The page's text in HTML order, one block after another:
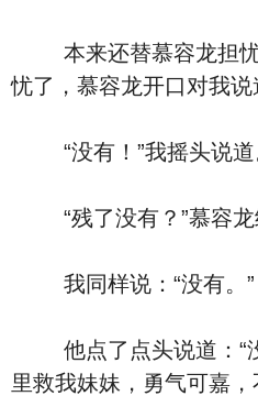
本来还替慕容龙担忧
忧了，慕容龙开口对我说
“没有！”我摇头说道
“残了没有？”慕容龙
我同样说：“没有。”
他点了点头说道：“
里救我妹妹，勇气可嘉